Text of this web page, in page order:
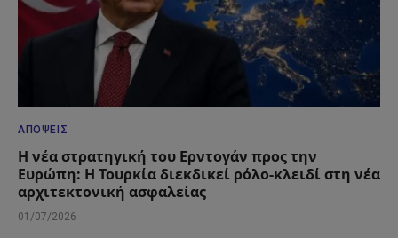
ΑΠΌΨΕΙΣ
Η νέα στρατηγική του Ερντογάν προς την
Ευρώπη: Η Τουρκία διεκδικεί ρόλο-κλειδί στη νέα
αρχιτεκτονική ασφαλείας
01/07/2026